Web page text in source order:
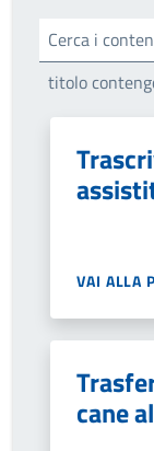
Cerca i
titolo
VAI ALLA
cane